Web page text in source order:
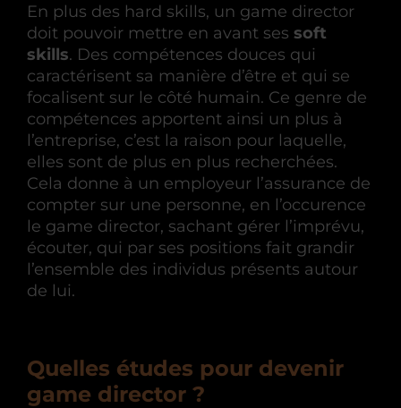
En plus des hard skills, un game director
doit pouvoir mettre en avant ses soft
skills. Des compétences douces qui
caractérisent sa manière d’être et qui se
focalisent sur le côté humain. Ce genre de
compétences apportent ainsi un plus à
l’entreprise, c’est la raison pour laquelle,
elles sont de plus en plus recherchées.
Cela donne à un employeur l’assurance de
compter sur une personne, en l’occurence
le game director, sachant gérer l’imprévu,
écouter, qui par ses positions fait grandir
l’ensemble des individus présents autour
de lui.
Quelles études pour devenir
game director ?